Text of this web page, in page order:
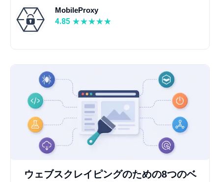
MobileProxy
4.85
ウェブスクレイピングのための8つのベ